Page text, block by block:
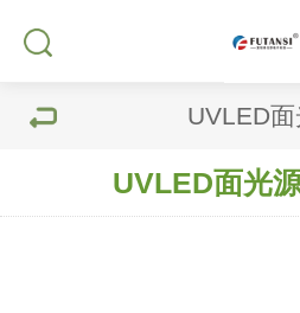
UVLED
UVLED面光